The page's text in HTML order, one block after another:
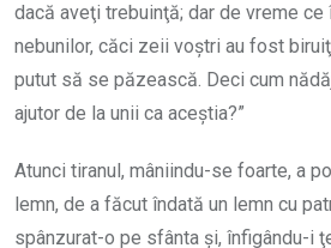
dacă aveţi trebuinţă; dar de vreme ce
nebunilor, căci zeii voştri au fost
putut să se păzească. Deci cum
ajutor de la unii ca aceştia?”
Atunci tiranul, mâniindu-se foarte, a
lemn, de a făcut îndată un lemn cu
spânzurat-o pe sfânta şi, înfigându-i